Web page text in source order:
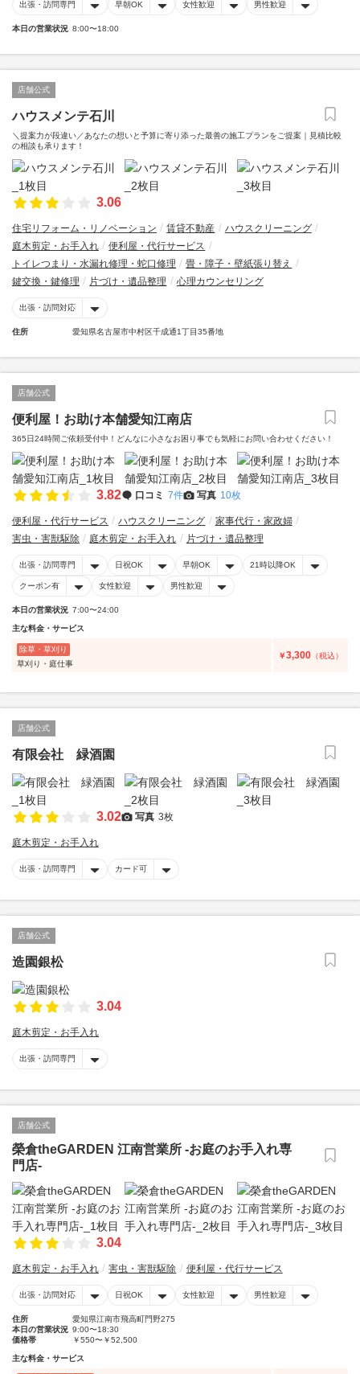
出張・訪問専門 早朝OK 女性歓迎 男性歓迎
本日の営業状況 8:00〜18:00
店舗公式
ハウスメンテ石川
＼提案力が段違い／あなたの想いと予算に寄り添った最善の施工プランをご提案｜見積比較
の相談も承ります！
3.06
住宅リフォーム・リノベーション 賃貸不動産
ハウスクリーニング
庭木剪定・お手入れ
便利屋・代行サービス
トイレつまり・水漏れ修理・蛇口修理
畳・障子・壁紙張り替え
鍵交換・鍵修理
片づけ・遺品整理 心理カウンセリング
出張・訪問対応
住所 愛知県名古屋市中村区千成通1丁目35番地
店舗公式
便利屋！お助け本舗愛知江南店
365日24時間ご依頼受付中！どんなに小さなお困り事でも気軽にお問い合わせください！
3.82 口コミ 7件 写真 10枚
便利屋・代行サービス ハウスクリーニング
家事代行・家政婦
害虫・害獣駆除
庭木剪定・お手入れ 片づけ・遺品整理
出張・訪問専門 日祝OK 早朝OK 21時以降OK
クーポン有 女性歓迎 男性歓迎
本日の営業状況 7:00〜24:00
主な料金・サービス
除草・草刈り
草刈り・庭仕事
￥3,300 （税込）
店舗公式
有限会社 緑酒園
3.02 写真 3枚
庭木剪定・お手入れ
出張・訪問専門 カード可
店舗公式
造園銀松
3.04
庭木剪定・お手入れ
出張・訪問専門
店舗公式
榮倉theGARDEN 江南営業所 -お庭のお手入れ専
門店-
3.04
庭木剪定・お手入れ 害虫・害獣駆除 便利屋・代行サービス
出張・訪問対応 日祝OK 女性歓迎 男性歓迎
住所
愛知県江南市飛高町門野275
本日の営業状況 9:00〜18:30
価格帯
￥550〜￥52,500
主な料金・サービス